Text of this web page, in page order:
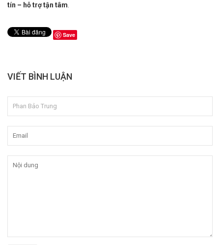
tín – hỗ trợ tận tâm
Save
VIẾT BÌNH LUẬN